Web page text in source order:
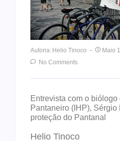
Autoria: Helio Tinoco
Maio
No Comments
Entrevista com o
Pantaneiro (IHP), Sérgio
proteção do Pantanal
Helio Tinoco